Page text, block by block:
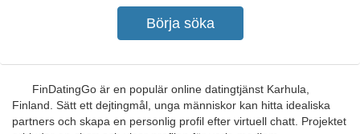
FinDatingGo är en populär online datingtjänst Karhula,
Finland. Sätt ett dejtingmål, unga människor kan hitta idealiska
partners och skapa en personlig profil efter virtuell chatt. Projektet